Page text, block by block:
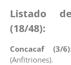
Listado
(18/48):
Concacaf (3/6)
(Anfitriones).